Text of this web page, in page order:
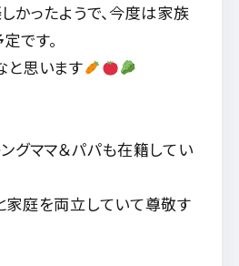
かったようで、今度は家族
です。
思います
グママ＆パパも在籍してい
庭を両立していて尊敬す